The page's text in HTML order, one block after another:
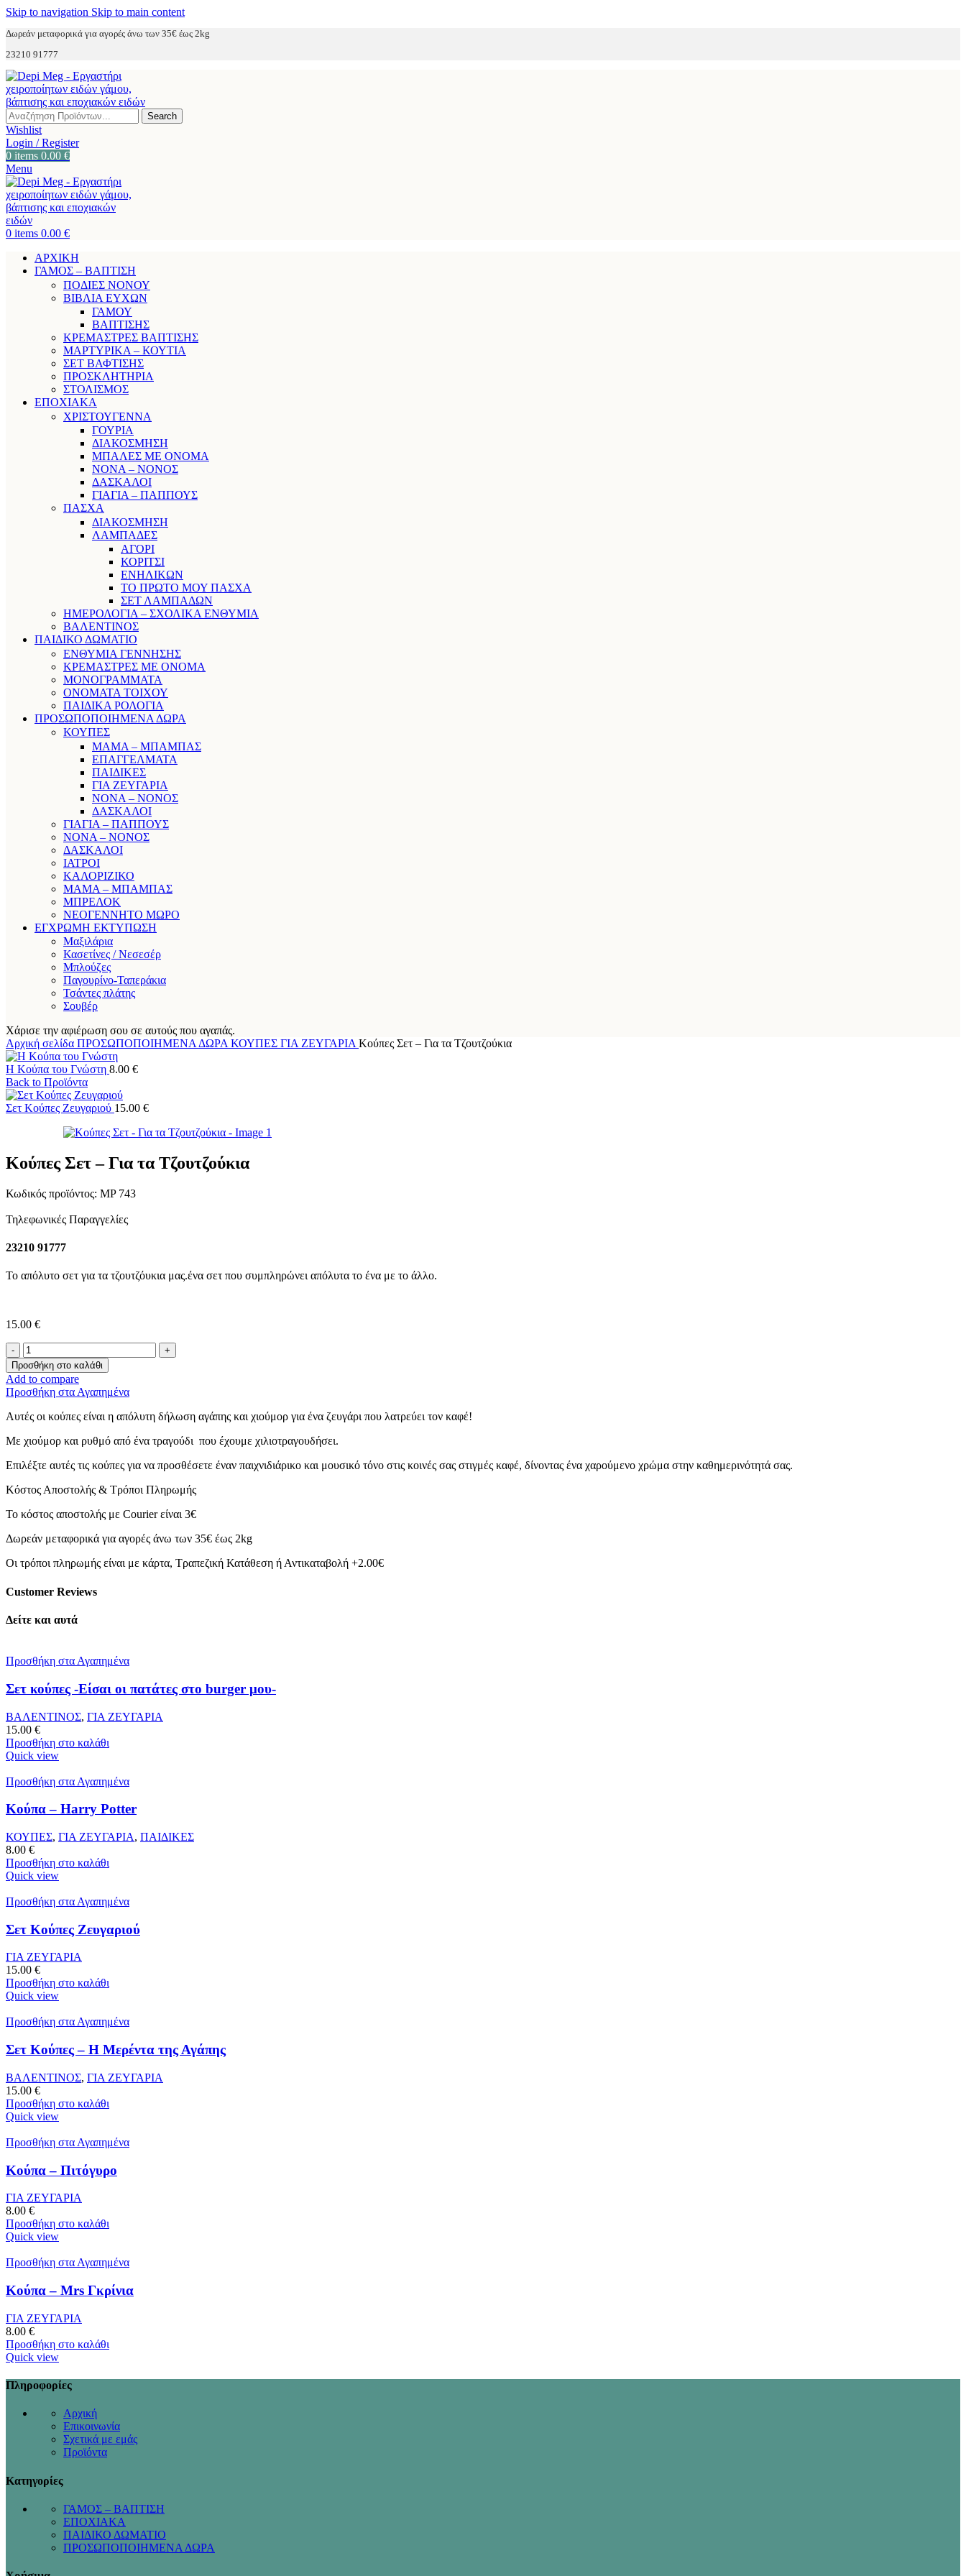
Skip to navigation Skip to main content
Δωρεάν μεταφορικά για αγορές άνω των 35€ έως 2kg
23210 91777
Search
Wishlist
Login / Register
0 items 0.00 €
Menu
0 items 0.00 €
ΑΡΧΙΚΗ
ΓΑΜΟΣ – ΒΑΠΤΙΣΗ
ΠΟΔΙΕΣ ΝΟΝΟΥ
ΒΙΒΛΙΑ ΕΥΧΩΝ
ΓΑΜΟΥ
ΒΑΠΤΙΣΗΣ
ΚΡΕΜΑΣΤΡΕΣ ΒΑΠΤΙΣΗΣ
ΜΑΡΤΥΡΙΚΑ – ΚΟΥΤΙΑ
ΣΕΤ ΒΑΦΤΙΣΗΣ
ΠΡΟΣΚΛΗΤΗΡΙΑ
ΣΤΟΛΙΣΜΟΣ
ΕΠΟΧΙΑΚΑ
ΧΡΙΣΤΟΥΓΕΝΝΑ
ΓΟΥΡΙΑ
ΔΙΑΚΟΣΜΗΣΗ
ΜΠΑΛΕΣ ΜΕ ΟΝΟΜΑ
ΝΟΝΑ – ΝΟΝΟΣ
ΔΑΣΚΑΛΟΙ
ΓΙΑΓΙΑ – ΠΑΠΠΟΥΣ
ΠΑΣΧΑ
ΔΙΑΚΟΣΜΗΣΗ
ΛΑΜΠΑΔΕΣ
ΑΓΟΡΙ
ΚΟΡΙΤΣΙ
ΕΝΗΛΙΚΩΝ
ΤΟ ΠΡΩΤΟ ΜΟΥ ΠΑΣΧΑ
ΣΕΤ ΛΑΜΠΑΔΩΝ
ΗΜΕΡΟΛΟΓΙΑ – ΣΧΟΛΙΚΑ ΕΝΘΥΜΙΑ
ΒΑΛΕΝΤΙΝΟΣ
ΠΑΙΔΙΚΟ ΔΩΜΑΤΙΟ
ΕΝΘΥΜΙΑ ΓΕΝΝΗΣΗΣ
ΚΡΕΜΑΣΤΡΕΣ ΜΕ ΟΝΟΜΑ
ΜΟΝΟΓΡΑΜΜΑΤΑ
ΟΝΟΜΑΤΑ ΤΟΙΧΟΥ
ΠΑΙΔΙΚΑ ΡΟΛΟΓΙΑ
ΠΡΟΣΩΠΟΠΟΙΗΜΕΝΑ ΔΩΡΑ
ΚΟΥΠΕΣ
ΜΑΜΑ – ΜΠΑΜΠΑΣ
ΕΠΑΓΓΕΛΜΑΤΑ
ΠΑΙΔΙΚΕΣ
ΓΙΑ ΖΕΥΓΑΡΙΑ
ΝΟΝΑ – ΝΟΝΟΣ
ΔΑΣΚΑΛΟΙ
ΓΙΑΓΙΑ – ΠΑΠΠΟΥΣ
ΝΟΝΑ – ΝΟΝΟΣ
ΔΑΣΚΑΛΟΙ
ΙΑΤΡΟΙ
ΚΑΛΟΡΙΖΙΚΟ
ΜΑΜΑ – ΜΠΑΜΠΑΣ
ΜΠΡΕΛΟΚ
ΝΕΟΓΕΝΝΗΤΟ ΜΩΡΟ
ΕΓΧΡΩΜΗ ΕΚΤΥΠΩΣΗ
Μαξιλάρια
Κασετίνες / Νεσεσέρ
Μπλούζες
Παγουρίνο-Ταπεράκια
Τσάντες πλάτης
Σουβέρ
Χάρισε την αφιέρωση σου σε αυτούς που αγαπάς.
Αρχική σελίδα ΠΡΟΣΩΠΟΠΟΙΗΜΕΝΑ ΔΩΡΑ ΚΟΥΠΕΣ ΓΙΑ ΖΕΥΓΑΡΙΑ Κούπες Σετ – Για τα Τζουτζούκια
Η Κούπα του Γνώστη 8.00 €
Back to Προϊόντα
Σετ Κούπες Ζευγαριού 15.00 €
Κούπες Σετ – Για τα Τζουτζούκια
Κωδικός προϊόντος: MP 743
Τηλεφωνικές Παραγγελίες
23210 91777
Το απόλυτο σετ για τα τζουτζόυκια μας.ένα σετ που συμπληρώνει απόλυτα το ένα με το άλλο.
15.00 €
Κούπες
Σετ
-
Για
τα
Τζουτζούκια
ποσότητα
Προσθήκη στο καλάθι
Add to compare
Προσθήκη στα Αγαπημένα
Αυτές οι κούπες είναι η απόλυτη δήλωση αγάπης και χιούμορ για ένα ζευγάρι που λατρεύει τον καφέ!
Με χιούμορ και ρυθμό από ένα τραγούδι που έχουμε χιλιοτραγουδήσει.
Επιλέξτε αυτές τις κούπες για να προσθέσετε έναν παιχνιδιάρικο και μουσικό τόνο στις κοινές σας στιγμές καφέ, δίνοντας ένα χαρούμενο χρώμα στην καθημερινότητά σας.
Κόστος Αποστολής & Τρόποι Πληρωμής
Το κόστος αποστολής με Courier είναι 3€
Δωρεάν μεταφορικά για αγορές άνω των 35€ έως 2kg
Οι τρόποι πληρωμής είναι με κάρτα, Τραπεζική Κατάθεση ή Αντικαταβολή +2.00€
Customer Reviews
Δείτε και αυτά
Προσθήκη στα Αγαπημένα
Σετ κούπες -Είσαι οι πατάτες στο burger μου-
ΒΑΛΕΝΤΙΝΟΣ, ΓΙΑ ΖΕΥΓΑΡΙΑ
15.00 €
Προσθήκη στο καλάθι
Quick view
Προσθήκη στα Αγαπημένα
Κούπα – Harry Potter
ΚΟΥΠΕΣ, ΓΙΑ ΖΕΥΓΑΡΙΑ, ΠΑΙΔΙΚΕΣ
8.00 €
Προσθήκη στο καλάθι
Quick view
Προσθήκη στα Αγαπημένα
Σετ Κούπες Ζευγαριού
ΓΙΑ ΖΕΥΓΑΡΙΑ
15.00 €
Προσθήκη στο καλάθι
Quick view
Προσθήκη στα Αγαπημένα
Σετ Κούπες – Η Μερέντα της Αγάπης
ΒΑΛΕΝΤΙΝΟΣ, ΓΙΑ ΖΕΥΓΑΡΙΑ
15.00 €
Προσθήκη στο καλάθι
Quick view
Προσθήκη στα Αγαπημένα
Κούπα – Πιτόγυρο
ΓΙΑ ΖΕΥΓΑΡΙΑ
8.00 €
Προσθήκη στο καλάθι
Quick view
Προσθήκη στα Αγαπημένα
Κούπα – Mrs Γκρίνια
ΓΙΑ ΖΕΥΓΑΡΙΑ
8.00 €
Προσθήκη στο καλάθι
Quick view
Πληροφορίες
Αρχική
Επικοινωνία
Σχετικά με εμάς
Προϊόντα
Κατηγορίες
ΓΑΜΟΣ – ΒΑΠΤΙΣΗ
ΕΠΟΧΙΑΚΑ
ΠΑΙΔΙΚΟ ΔΩΜΑΤΙΟ
ΠΡΟΣΩΠΟΠΟΙΗΜΕΝΑ ΔΩΡΑ